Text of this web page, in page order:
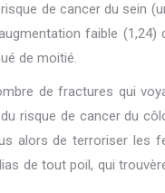
de cancer du sein
faible
de moitié.
de fractures qui
risque de cancer du
alors de terroriser les
de tout poil, qui